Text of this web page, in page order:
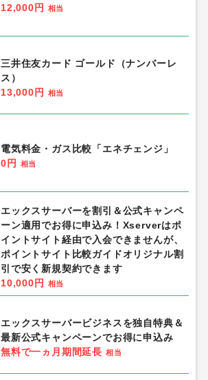
12,000円
相当
三井住友カード ゴールド（ナンバーレ
ス）
13,000円
相当
電気料金・ガス比較「エネチェンジ」
0円
相当
エックスサーバーを割引＆公式キャンペ
ーン適用でお得に申込み！Xserverはポ
イントサイト経由で入会できませんが、
ポイントサイト比較ガイドオリジナル割
引で安く新規契約できます
10,000円
相当
エックスサーバービジネスを独自特典＆
最新公式キャンペーンでお得に申込み
無料で一ヵ月期間延長 相当